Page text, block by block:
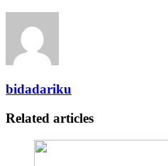
bidadariku
Related articles